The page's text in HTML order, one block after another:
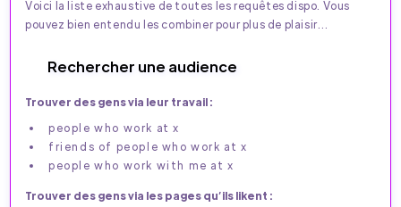
Voici la liste exhaustive de toutes les requêtes dispo. Vous
pouvez bien entendu les combiner pour plus de plaisir…
Rechercher une audience
Trouver des gens via leur travail :
people who work at x
friends of people who work at x
people who work with me at x
Trouver des gens via les pages qu’ils likent :